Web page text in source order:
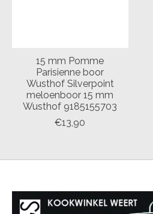
15 mm Pomme
Parisienne boor
Wusthof Silverpoint
meloenboor 15 mm
Wusthof 9185155703
€13,90